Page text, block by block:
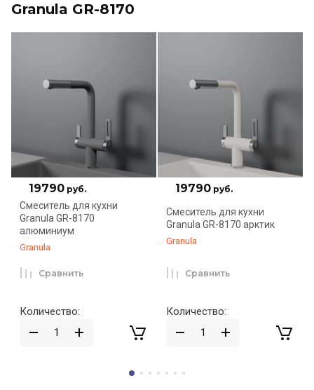
Granula GR-8170
19790 руб.
Смеситель для кухни
Granula GR-8170
алюминиум
Granula
Количество:
Сравнить
19790 руб.
Смеситель для кухни
Granula GR-8170 арктик
Granula
Количество:
Сравнить